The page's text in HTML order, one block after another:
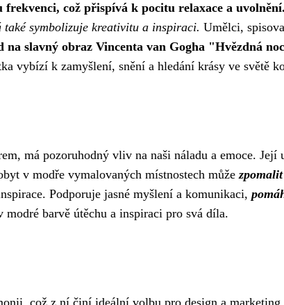
což přispívá k pocitu relaxace a uvolnění.
také symbolizuje kreativitu a inspiraci. Umělci,
na slavný obraz Vincenta van Gogha "Hvězdná
vybízí k zamyšlení, snění a hledání krásy ve světě
má pozoruhodný vliv na naši náladu a emoce.
v modře vymalovaných místnostech může
Podporuje jasné myšlení a komunikaci,
barvě útěchu a inspiraci pro svá díla.